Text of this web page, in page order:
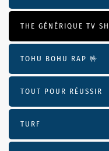
THE GÉNÉRIQUE TV
TOHU BOHU RAP 🤟
TOUT POUR RÉUSSIR
TURF